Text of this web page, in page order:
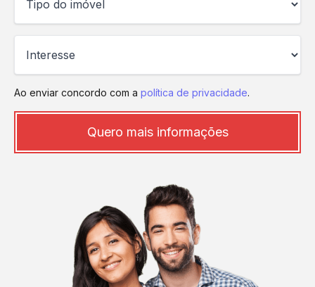
Ao enviar concordo com a política de privacidade.
Quero mais informações